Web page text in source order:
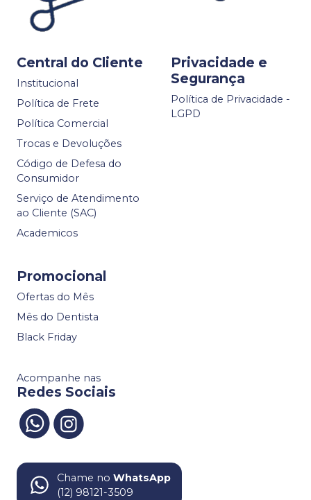
Central do Cliente
Institucional
Política de Frete
Política Comercial
Trocas e Devoluções
Código de Defesa do
Consumidor
Serviço de Atendimento
ao Cliente (SAC)
Academicos
Privacidade e
Segurança
Política de Privacidade -
LGPD
Promocional
Ofertas do Mês
Mês do Dentista
Black Friday
Acompanhe nas
Redes Sociais
Chame no WhatsApp
(12) 98121-3509